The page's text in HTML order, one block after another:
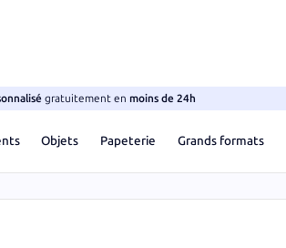
gratuitement en moins de 24h
Objets Papeterie Grands formats